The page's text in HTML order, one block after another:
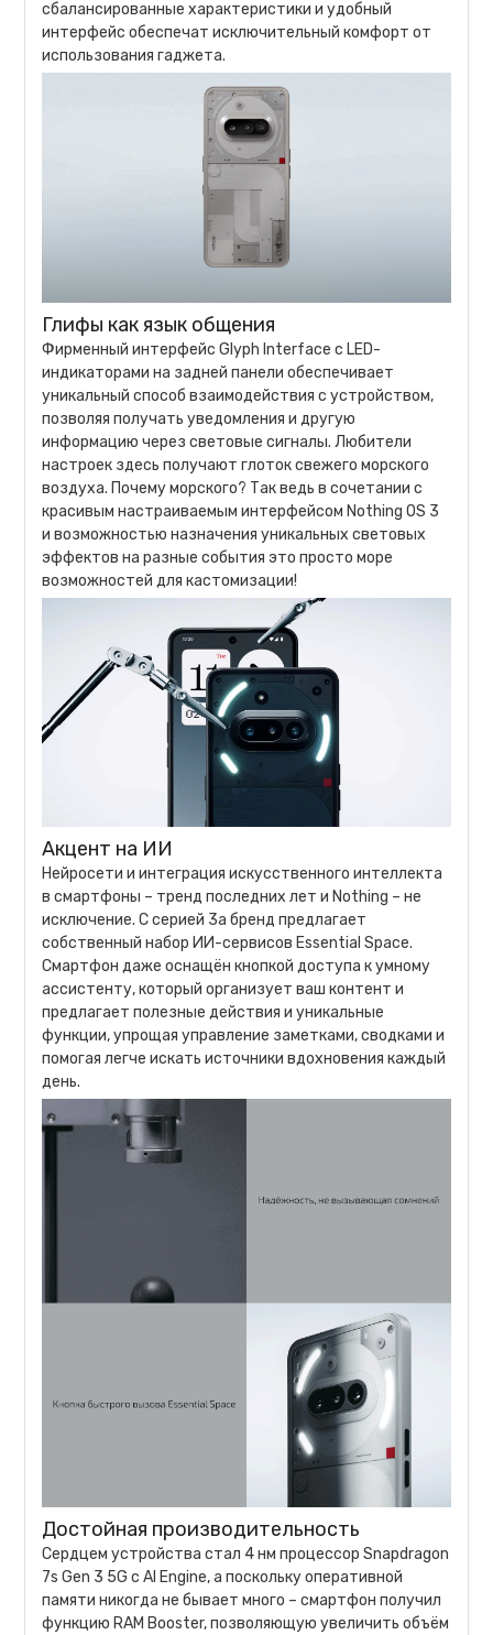
сбалансированные характеристики и удобный
интерфейс обеспечат исключительный комфорт от
использования гаджета.
Глифы как язык общения
Фирменный интерфейс Glyph Interface с LED-
индикаторами на задней панели обеспечивает
уникальный способ взаимодействия с устройством,
позволяя получать уведомления и другую
информацию через световые сигналы. Любители
настроек здесь получают глоток свежего морского
воздуха. Почему морского? Так ведь в сочетании с
красивым настраиваемым интерфейсом Nothing OS 3
и возможностью назначения уникальных световых
эффектов на разные события это просто море
возможностей для кастомизации!
Акцент на ИИ
Нейросети и интеграция искусственного интеллекта
в смартфоны – тренд последних лет и Nothing – не
исключение. С серией 3a бренд предлагает
собственный набор ИИ-сервисов Essential Space.
Смартфон даже оснащён кнопкой доступа к умному
ассистенту, который организует ваш контент и
предлагает полезные действия и уникальные
функции, упрощая управление заметками, сводками и
помогая легче искать источники вдохновения каждый
день.
Достойная производительность
Сердцем устройства стал 4 нм процессор Snapdragon
7s Gen 3 5G с AI Engine, а поскольку оперативной
памяти никогда не бывает много – смартфон получил
функцию RAM Booster, позволяющую увеличить объём